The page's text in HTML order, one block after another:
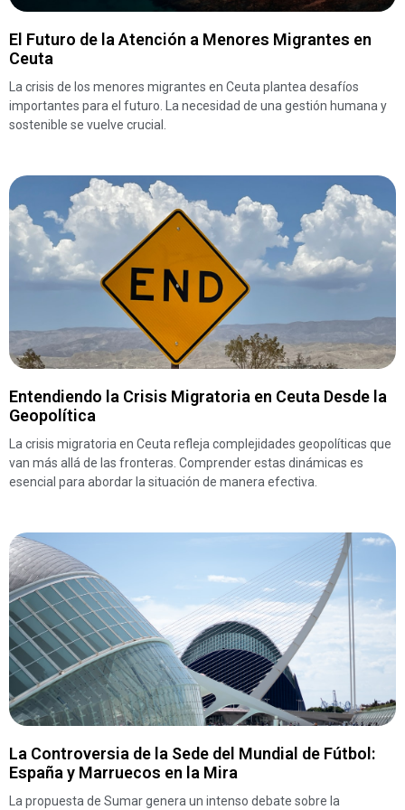
El Futuro de la Atención a Menores Migrantes en
Ceuta
La crisis de los menores migrantes en Ceuta plantea desafíos
importantes para el futuro. La necesidad de una gestión humana y
sostenible se vuelve crucial.
Entendiendo la Crisis Migratoria en Ceuta Desde la
Geopolítica
La crisis migratoria en Ceuta refleja complejidades geopolíticas que
van más allá de las fronteras. Comprender estas dinámicas es
esencial para abordar la situación de manera efectiva.
La Controversia de la Sede del Mundial de Fútbol:
España y Marruecos en la Mira
La propuesta de Sumar genera un intenso debate sobre la